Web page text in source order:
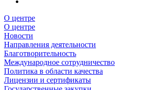
О центре
О центре
Новости
Направления деятельности
Благотворительность
Международное сотрудничество
Политика в области качества
Лицензии и сертификаты